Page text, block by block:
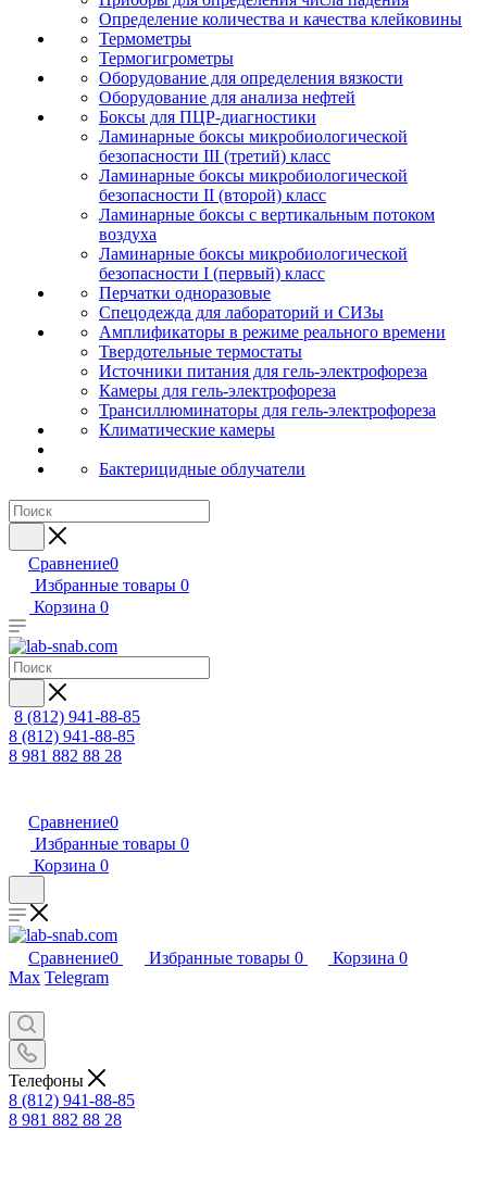
Определение количества и качества клейковины
Термометры
Термогигрометры
Оборудование для определения вязкости
Оборудование для анализа нефтей
Боксы для ПЦР-диагностики
Ламинарные боксы микробиологической
безопасности III (третий) класс
Ламинарные боксы микробиологической
безопасности II (второй) класс
Ламинарные боксы с вертикальным потоком
воздуха
Ламинарные боксы микробиологической
безопасности I (первый) класс
Перчатки одноразовые
Спецодежда для лабораторий и СИЗы
Амплификаторы в режиме реального времени
Твердотельные термостаты
Источники питания для гель-электрофореза
Камеры для гель-электрофореза
Трансиллюминаторы для гель-электрофореза
Климатические камеры
Бактерицидные облучатели
Сравнение0
Избранные товары 0
Корзина 0
8 (812) 941-88-85
8 (812) 941-88-85
8 981 882 88 28
Сравнение0
Избранные товары 0
Корзина 0
Сравнение0 Избранные товары 0 Корзина 0
Max Telegram
Телефоны
8 (812) 941-88-85
8 981 882 88 28